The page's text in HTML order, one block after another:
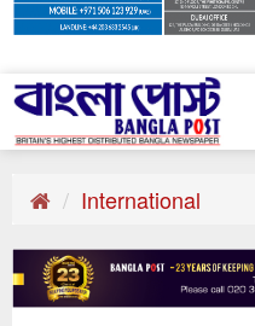
International